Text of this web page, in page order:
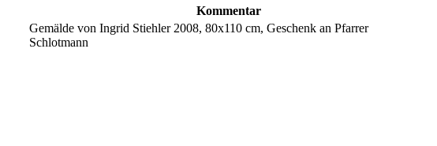
Kommentar
Gemälde von Ingrid Stiehler 2008, 80x110 cm, Geschenk an Pfarrer
Schlotmann